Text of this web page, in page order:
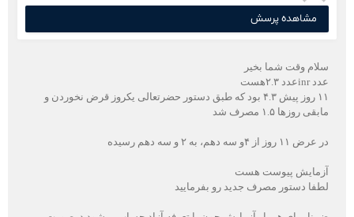
مشاهده پرسش
سلام وقت شما بخیر
عدد inrعدد ۲.۳هست
۱۱ روز پیش ۴.۳ بود که طبق دستور حضرتعالی یکروز قرض نخوردن و
مابقی روزها ۱.۵ مصرف شد
در عرض ۱۱ روز از ۴و سه دهم، به ۲ و سه دهم رسیده
آزمایش پیوست هست
لطفا دستور مصرف جدید رو بفرمایید